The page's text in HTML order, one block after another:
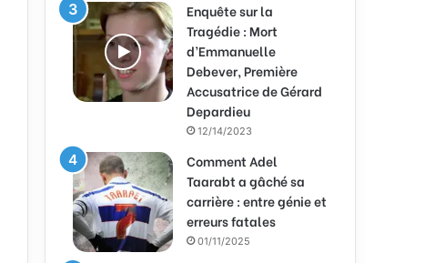
Enquête sur la
Tragédie : Mort
d’Emmanuelle
Debever, Première
Accusatrice de Gérard
Depardieu
12/14/2023
Comment Adel
Taarabt a gâché sa
carrière : entre génie et
erreurs fatales
01/11/2025